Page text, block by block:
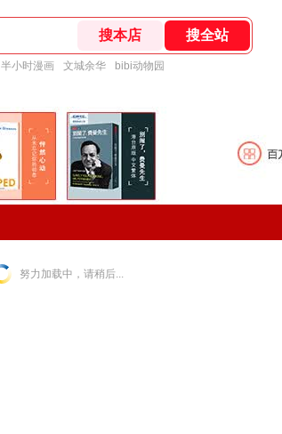
半小时漫画 文城余华 bibi动物园
努力加载中，请稍后...